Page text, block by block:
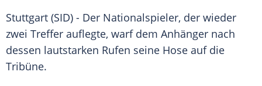
Stuttgart (SID) - Der Nationalspieler, der wieder
zwei Treffer auflegte, warf dem Anhänger nach
dessen lautstarken Rufen seine Hose auf die
Tribüne.